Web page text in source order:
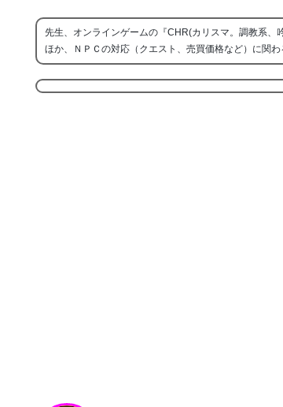
先生、オンラインゲームの『CHR(カリスマ。調教系
ほか、ＮＰＣの対応（クエスト、売買価格など）に関